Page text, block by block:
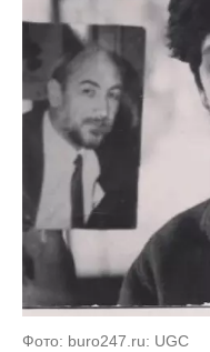
Фото: buro247.ru: UGC